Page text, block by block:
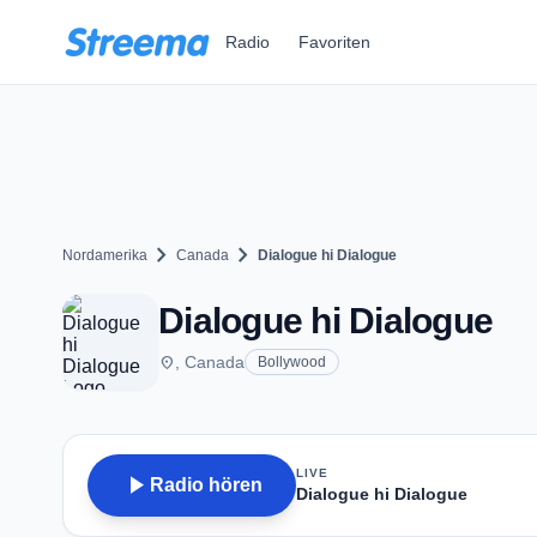
Radio Favoriten
Nordamerika chevron_right Canada chevron_right Dialogue hi Dialogue
Dialogue hi Dialogue
place , Canada Bollywood
play_arrow Radio hören
LIVE
Dialogue hi Dialogue